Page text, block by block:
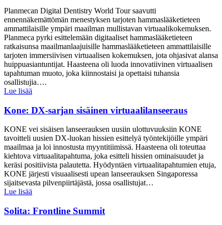
Planmecan Digital Dentistry World Tour saavutti
ennennäkemättömän menestyksen tarjoten hammaslääketieteen
ammattilaisille ympäri maailman mullistavan virtuaalikokemuksen.
Planmeca pyrki esittelemään digitaaliset hammaslääketieteen
ratkaisunsa maailmanlaajuisille hammaslääketieteen ammattilaisille
tarjoten immersiivisen virtuaalisen kokemuksen, jota ohjasivat alansa
huippuasiantuntijat. Haasteena oli luoda innovatiivinen virtuaalisen
tapahtuman muoto, joka kiinnostaisi ja opettaisi tuhansia
osallistujia….
Lue lisää
Kone: DX-sarjan sisäinen virtuaalilanseeraus
KONE vei sisäisen lanseerauksen uusiin ulottuvuuksiin KONE
tavoitteli uusien DX-luokan hissien esittelyä työntekijöille ympäri
maailmaa ja loi innostusta myyntitiimissä. Haasteena oli toteuttaa
kiehtova virtuaalitapahtuma, joka esitteli hissien ominaisuudet ja
keräsi positiivista palautetta. Hyödyntäen virtuaalitapahtumien etuja,
KONE järjesti visuaalisesti upean lanseerauksen Singaporessa
sijaitsevasta pilvenpiirtäjästä, jossa osallistujat…
Lue lisää
Solita: Frontline Summit